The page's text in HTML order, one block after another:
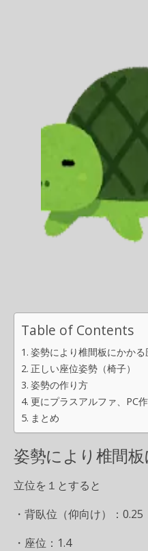
Table of Contents
姿勢により椎間板にかかる
正しい座位姿勢（椅子）
姿勢の作り方
更にプラスアルファ、PC
まとめ
姿勢により椎間
立位を１とすると
・背臥位（仰向け）：0.25
・座位：1.4